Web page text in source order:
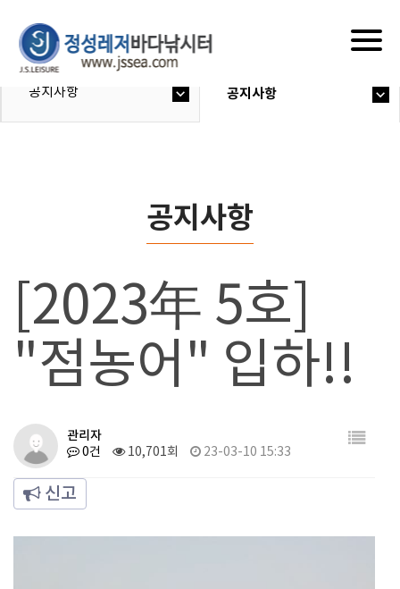
공지사항 공지사항
공지사항
[2023年 5호]
"점농어" 입하!!
관리자
0건 10,701회 23-03-10 15:33
신고